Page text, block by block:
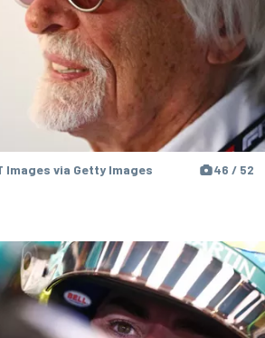
Images via Getty Images 46 / 52